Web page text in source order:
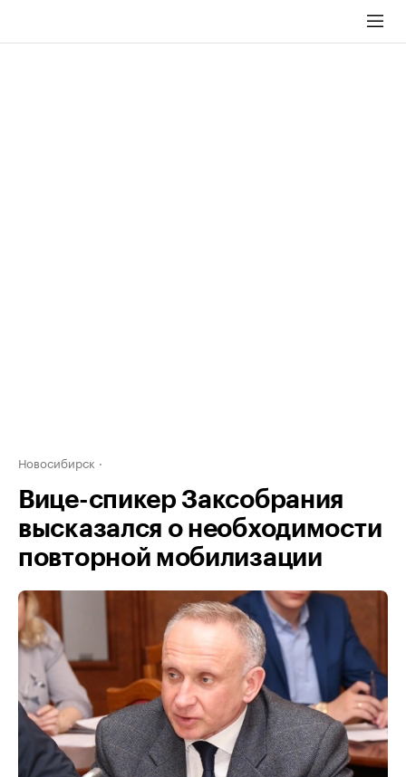
Новосибирск
Вице-спикер Заксобрания
высказался о необходимости
повторной мобилизации